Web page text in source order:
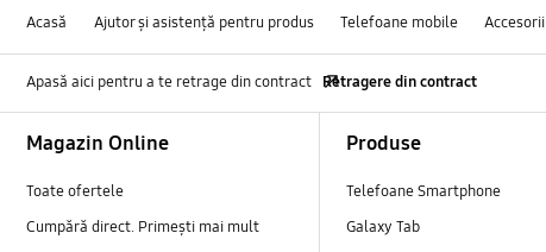
Acasă Ajutor și asistență pentru produs Telefoane mobile Accesorii
Apasă aici pentru a te retrage din contract Retragere din contract
Magazin Online
Toate ofertele
Cumpără direct. Primești mai mult
Produse
Telefoane Smartphone
Galaxy Tab